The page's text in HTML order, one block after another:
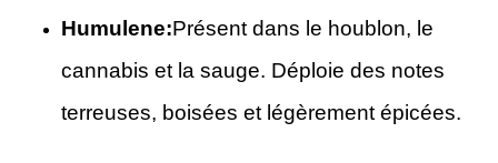
Humulene:Présent dans le houblon, le
cannabis et la sauge. Déploie des notes
terreuses, boisées et légèrement épicées.